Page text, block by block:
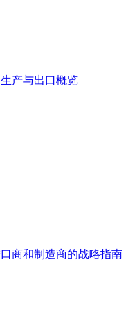
产与出口概览
商和制造商的战略指南